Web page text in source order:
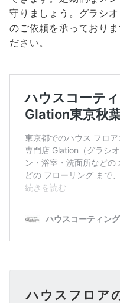
守りましょう。グラシ
のご依頼を承っており
ださい。
ハウスフロア